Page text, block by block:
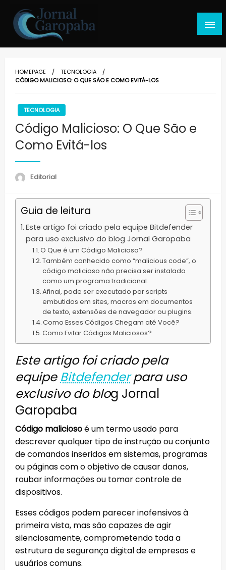
content
Jornal Garopaba
HOMEPAGE
TECNOLOGIA
CÓDIGO MALICIOSO: O QUE SÃO E COMO EVITÁ-LOS
TECNOLOGIA
Código Malicioso: O Que São e
Como Evitá-los
Editorial
Guia de leitura
Este artigo foi criado pela equipe Bitdefender
para uso exclusivo do blog Jornal Garopaba
O Que é um Código Malicioso?
Também conhecido como “malicious code”, o
código malicioso não precisa ser instalado
como um programa tradicional.
Afinal, pode ser executado por scripts
embutidos em sites, macros em documentos
de texto, extensões de navegador ou plugins.
Como Esses Códigos Chegam até Você?
Como Evitar Códigos Maliciosos?
Este artigo foi criado pela
equipe Bitdefenderpara uso
exclusivo do blog Jornal
Garopaba
Código maliciosoé um termo usado para
descrever qualquer tipo de instrução ou conjunto
de comandos inseridos em sistemas, programas
ou páginas com o objetivo de causar danos,
roubar informações ou tomar controle de
dispositivos.
Esses códigos podem parecer inofensivos à
primeira vista, mas são capazes de agir
silenciosamente, comprometendo toda a
estrutura de segurança digital de empresas e
usuários comuns.